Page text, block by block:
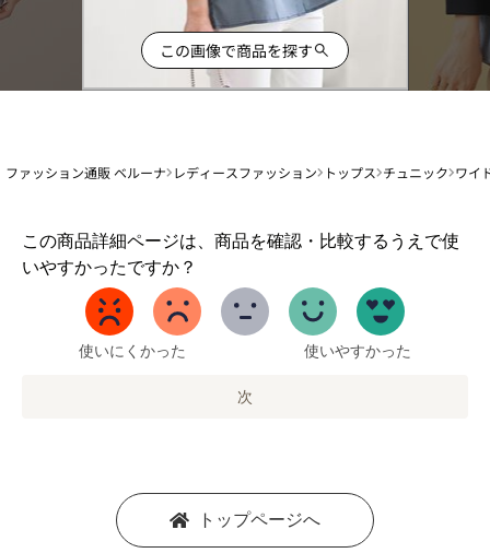
この画像で商品を探す
ファッション通販 ベルーナ レディースファッション トップス チュニック ワイ
この商品詳細ページは、商品を確認・比較するうえで使
いやすかったですか？
1
か
使いにくかった 使いやすかった
次
トップページへ